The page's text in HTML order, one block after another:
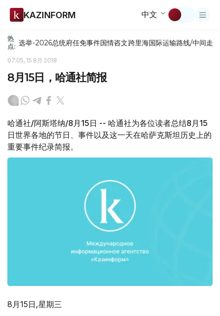
KAZINFORM 中文
热
点: 选举-2026总统府任免事件国情咨文跨里海国际运输路线/中间走廊
07:05, 15 8月 2018
8月15日，哈通社简报
哈通社/阿斯塔纳/8月15日 -- 哈通社为各位读者总结8月15
日世界各地的节日、事件以及这一天在哈萨克斯坦历史上的
重要事件纪录简报。
8月15日,星期三